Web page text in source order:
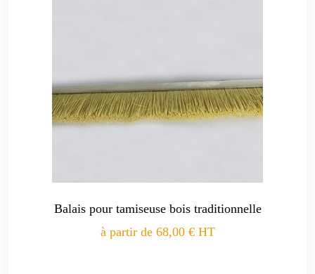
Balais pour tamiseuse bois traditionnelle
à partir de 68,00 €HT